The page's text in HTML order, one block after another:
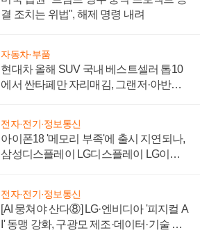
결 조치는 위법", 해제 명령 내려
자동차·부품
현대차 올해 SUV 국내 베스트셀러 톱10
에서 싼타페만 자리매김, 그랜저·아반떼
전자·전기·정보통신
아이폰18 '메모리 부족'에 출시 지연되나,
삼성디스플레이 LG디스플레이 LG이노
전자·전기·정보통신
[AI 뭉쳐야 산다⑧] LG·엔비디아 '피지컬 A
I' 동맹 강화, 구광모 제조·데이터·기술 결